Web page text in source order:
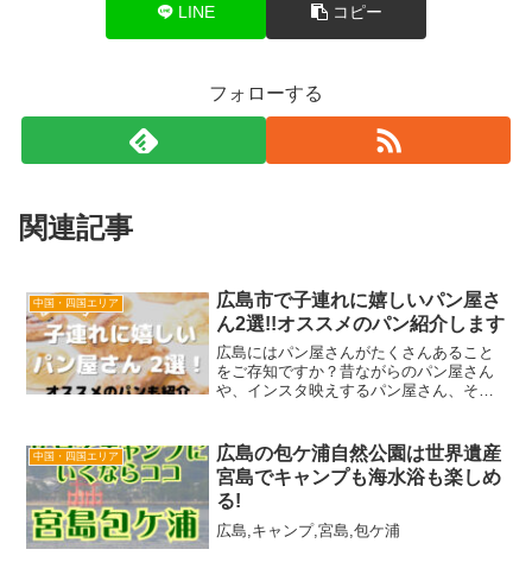
LINE コピー
フォローする
関連記事
中国・四国エリア
広島市で子連れに嬉しいパン屋さ
ん2選!!オススメのパン紹介します
広島にはパン屋さんがたくさんあること
をご存知ですか？昔ながらのパン屋さん
や、インスタ映えするパン屋さん、それ
けます。私はパンが大好きなのでよく買
いに行くのですが、子連れ...
中国・四国エリア
広島の包ケ浦自然公園は世界遺産
宮島でキャンプも海水浴も楽しめ
る!
広島,キャンプ,宮島,包ケ浦